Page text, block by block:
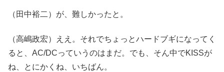
（田中裕二）が、難しかったと。
（高嶋政宏）ええ。それでちょっとハードブギになってく
ると、AC/DCっていうのはまだ。でも、そん中でKISSが
ね、とにかくね、いちばん。